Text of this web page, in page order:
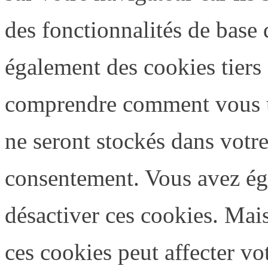
des fonctionnalités de
également des cookies
comprendre comment
ne seront stockés dans
consentement. Vous avez
désactiver ces cookies.
ces cookies peut affecter